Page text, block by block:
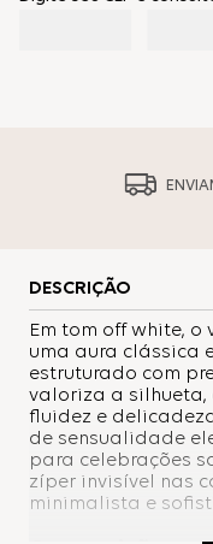
DESCRIÇÃO
Em tom off white,
uma aura clássica
estruturado com
valoriza a
fluidez e
de sensualidade
para celebrações
zíper invisível nas
minimalista e